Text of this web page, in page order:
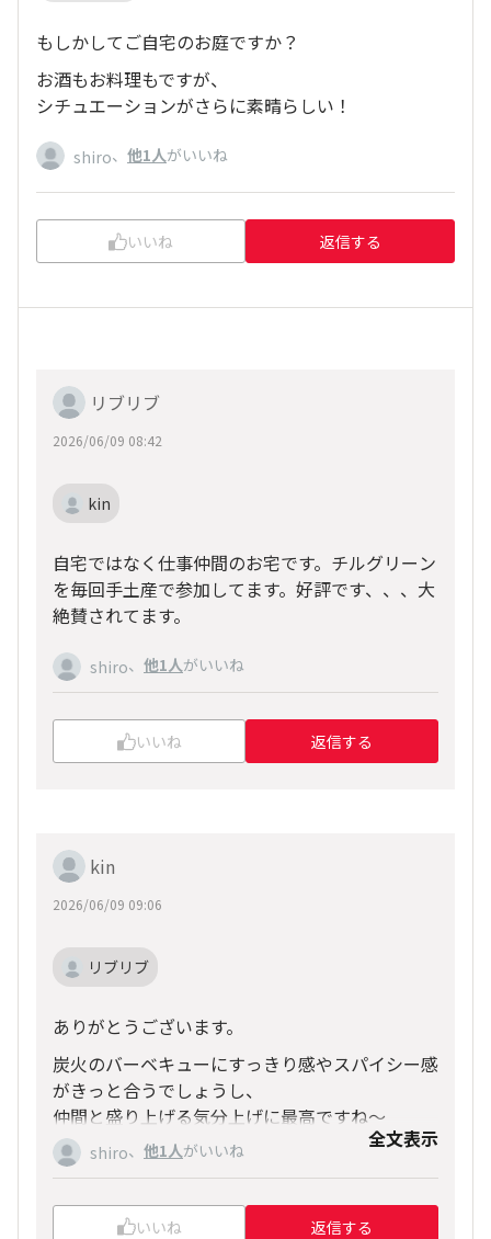
もしかしてご自宅のお庭ですか？
お酒もお料理もですが、
シチュエーションがさらに素晴らしい！
shiro、 他1人がいいね
いいね 返信する
リブリブ
2026/06/09 08:42
kin
自宅ではなく仕事仲間のお宅です。チルグリーン
を毎回手土産で参加してます。好評です、、、大
絶賛されてます。
shiro、 他1人がいいね
いいね 返信する
kin
2026/06/09 09:06
リブリブ
ありがとうございます。
炭火のバーベキューにすっきり感やスパイシー感
がきっと合うでしょうし、
仲間と盛り上げる気分上げに最高ですね～
shiro、 他1人がいいね 全文表示
いいね 返信する